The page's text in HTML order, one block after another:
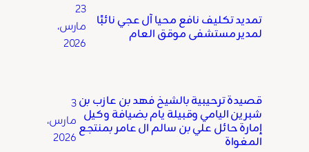
تمديد تكليف نافع محيا آل عجي نائبًا
لمدير مستشفى موقق العام
23
مارس،
2026
قصيدة ترحيبية بالشيخ فهد بن عازب بن
شبرين اليامي وقبيلة يام بضيافة وكيل
إمارة حائل علي بن سالم ال عامر بمنتجع
المغواة
3
مارس،
2026